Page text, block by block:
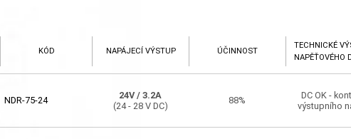
KÓD NAPÁJECÍ VÝSTUP ÚČINNOST
TECHNICKÉ
NAPĚŤOVÉHO
NDR-75-24 24V/ 3.2A
(24 - 28 V DC)
88%
DC OK -
výstupního